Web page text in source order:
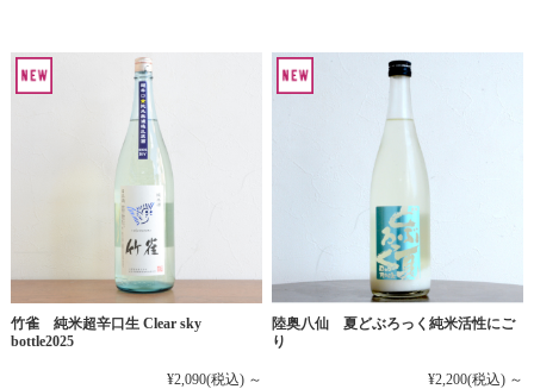
竹雀 純米超辛口生 Clear sky
bottle2025
¥2,090(税込) ～
陸奥八仙 夏どぶろっく純米活性にご
り
¥2,200(税込) ～